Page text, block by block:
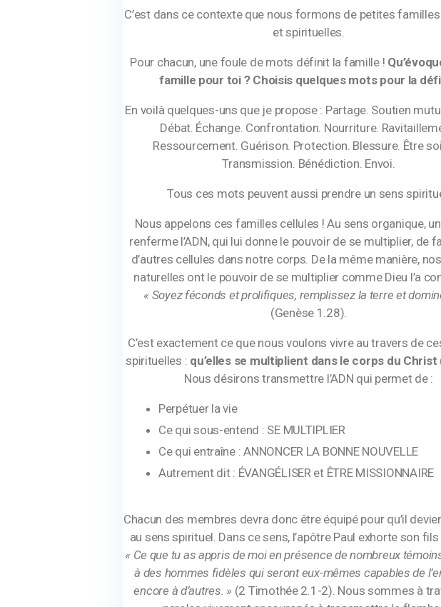
C’est dans ce contexte que nous formons de petites
et spirituelles.
Pour chacun, une foule de mots définit la famille !
famille pour toi ? Choisis quelques mots pour la
En voilà quelques-uns que je propose : Partage. Soutien
Débat. Échange. Confrontation. Nourriture.
Ressourcement. Guérison. Protection. Blessure. Être
Transmission. Bénédiction. Envoi.
Tous ces mots peuvent aussi prendre un sens
Nous appelons ces familles cellules ! Au sens organique,
renferme l’ADN, qui lui donne le pouvoir de se multiplier, de
d’autres cellules dans notre corps. De la même manière,
naturelles ont le pouvoir de se multiplier comme Dieu l’a
« Soyez féconds et prolifiques, remplissez la terre et
(Genèse 1.28).
C’est exactement ce que nous voulons vivre au travers de
spirituelles : qu’elles se multiplient dans le corps du Christ
Nous désirons transmettre l’ADN qui permet de :
Perpétuer la vie
Ce qui sous-entend : SE MULTIPLIER
Ce qui entraîne : ANNONCER LA BONNE NOUVELLE
Autrement dit : ÉVANGÉLISER et ÊTRE MISSIONNAIRE
Chacun des membres devra donc être équipé pour qu’il
au sens spirituel. Dans ce sens, l’apôtre Paul exhorte son
« Ce que tu as appris de moi en présence de nombreux
à des hommes fidèles qui seront eux-mêmes capables de
encore à d’autres. » (2 Timothée 2.1-2). Nous sommes à